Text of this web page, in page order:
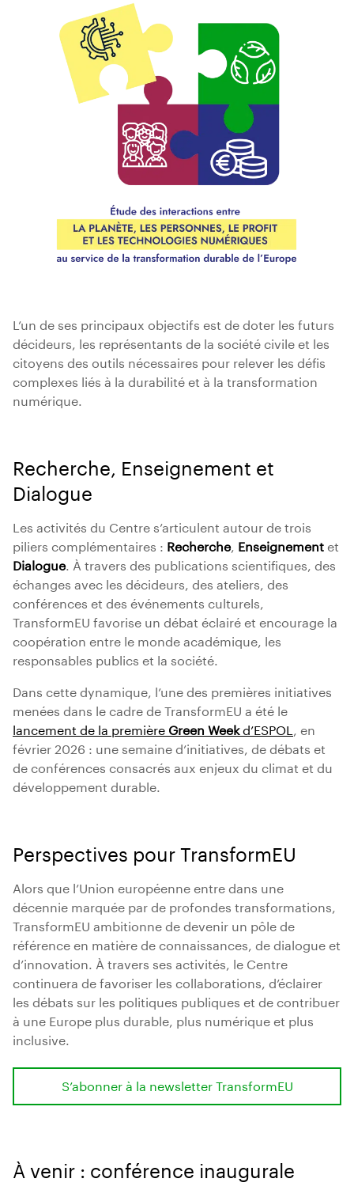
L’un de ses principaux objectifs est de doter les futurs
décideurs, les représentants de la société civile et les
citoyens des outils nécessaires pour relever les défis
complexes liés à la durabilité et à la transformation
numérique.
Recherche, Enseignement et
Dialogue
Les activités du Centre s’articulent autour de trois
piliers complémentaires : Recherche, Enseignementet
Dialogue. À travers des publications scientifiques, des
échanges avec les décideurs, des ateliers, des
conférences et des événements culturels,
TransformEU favorise un débat éclairé et encourage la
coopération entre le monde académique, les
responsables publics et la société.
Dans cette dynamique, l’une des premières initiatives
menées dans le cadre de TransformEU a été le
lancement de la première Green Weekd’ESPOL , en
février 2026 : une semaine d’initiatives, de débats et
de conférences consacrés aux enjeux du climat et du
développement durable.
Perspectives pour TransformEU
Alors que l’Union européenne entre dans une
décennie marquée par de profondes transformations,
TransformEU ambitionne de devenir un pôle de
référence en matière de connaissances, de dialogue et
d’innovation. À travers ses activités, le Centre
continuera de favoriser les collaborations, d’éclairer
les débats sur les politiques publiques et de contribuer
à une Europe plus durable, plus numérique et plus
inclusive.
S’abonner à la newsletter TransformEU
À venir : conférence inaugurale